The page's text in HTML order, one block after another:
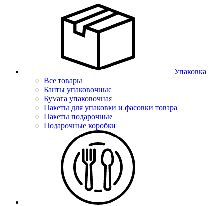
Упаковка
Все товары
Банты упаковочные
Бумага упаковочная
Пакеты для упаковки и фасовки товара
Пакеты подарочные
Подарочные коробки